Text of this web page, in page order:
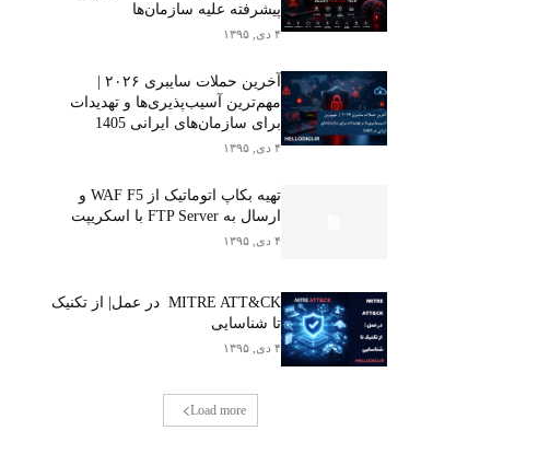
پیشرفته علیه سازمان‌ها
۴ دی, ۱۳۹۵
مهم‌ترین آسیب‌پذیری‌ها و تهدیدات
برای سازمان‌های ایرانی 1405
۴ دی, ۱۳۹۵
تهیه بکاپ اتوماتیک از WAF F5 و
ارسال به FTP Server با اسکریپت
۴ دی, ۱۳۹۵
MITRE ATT&CK در عمل| از تکنیک
تا شناسایی
۴ دی, ۱۳۹۵
Load more